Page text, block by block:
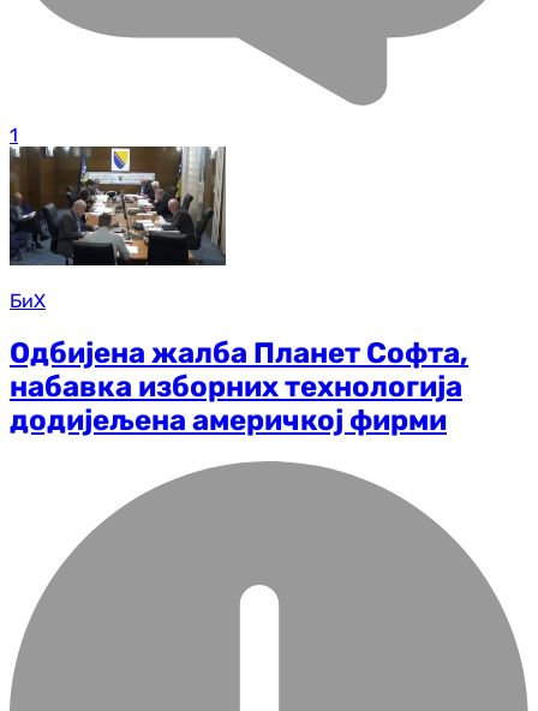
1
БиХ
Одбијена жалба Планет Софта,
набавка изборних технологија
додијељена америчкој фирми